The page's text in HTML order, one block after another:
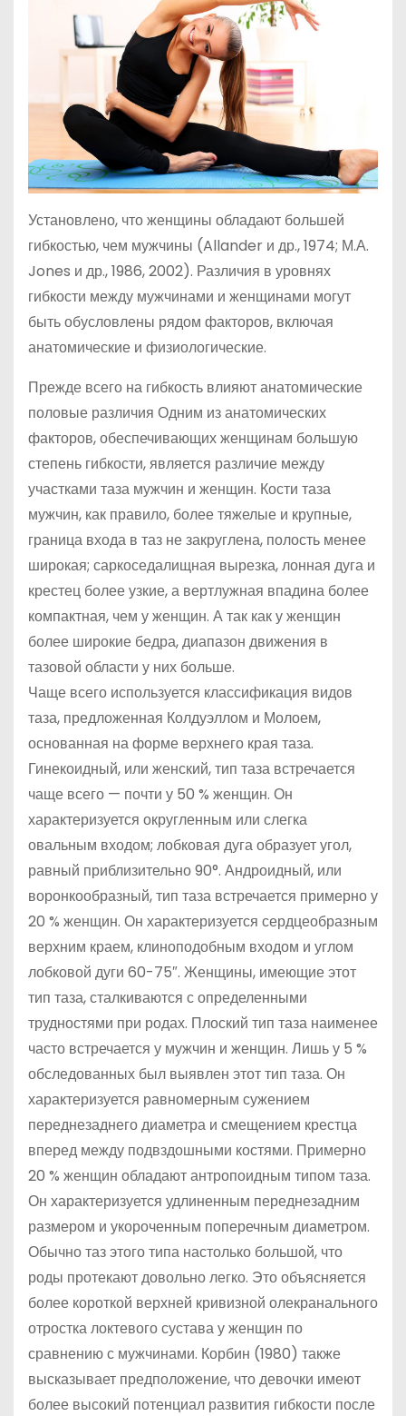
Установлено, что женщины обладают большей
гибкостью, чем мужчины (Allander и др., 1974; М.А.
Jones и др., 1986, 2002). Различия в уровнях
гибкости между мужчинами и женщинами могут
быть обусловлены рядом факторов, включая
анатомические и физиологические.
Прежде всего на гибкость влияют анатомические
половые различия Одним из анатомических
факторов, обеспечивающих женщинам большую
степень гибкости, является различие между
участками таза мужчин и женщин. Кости таза
мужчин, как правило, более тяжелые и крупные,
граница входа в таз не закруглена, полость менее
широкая; саркоседалищная вырезка, лонная дуга и
крестец более узкие, а вертлужная впадина более
компактная, чем у женщин. А так как у женщин
более широкие бедра, диапазон движения в
тазовой области у них больше.
Чаще всего используется классификация видов
таза, предложенная Колдуэллом и Молоем,
основанная на форме верхнего края таза.
Гинекоидный, или женский, тип таза встречается
чаще всего — почти у 50 % женщин. Он
характеризуется округленным или слегка
овальным входом; лобковая дуга образует угол,
равный приблизительно 90°. Андроидный, или
воронкообразный, тип таза встречается примерно у
20 % женщин. Он характеризуется сердцеобразным
верхним краем, клиноподобным входом и углом
лобковой дуги 60-75″. Женщины, имеющие этот
тип таза, сталкиваются с определенными
трудностями при родах. Плоский тип таза наименее
часто встречается у мужчин и женщин. Лишь у 5 %
обследованных был выявлен этот тип таза. Он
характеризуется равномерным сужением
переднезаднего диаметра и смещением крестца
вперед между подвздошными костями. Примерно
20 % женщин обладают антропоидным типом таза.
Он характеризуется удлиненным переднезадним
размером и укороченным поперечным диаметром.
Обычно таз этого типа настолько большой, что
роды протекают довольно легко. Это объясняется
более короткой верхней кривизной олекранального
отростка локтевого сустава у женщин по
сравнению с мужчинами. Корбин (1980) также
высказывает предположение, что девочки имеют
более высокий потенциал развития гибкости после